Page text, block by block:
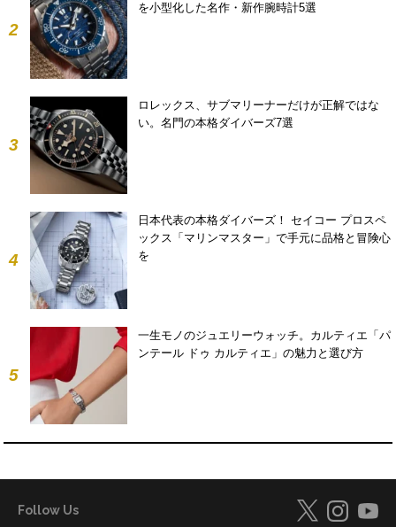
2
を小型化した名作・新作腕時計5選
3
ロレックス、サブマリーナーだけが正解ではな
い。名門の本格ダイバーズ7選
4
日本代表の本格ダイバーズ！ セイコー プロスペ
ックス「マリンマスター」で手元に品格と冒険心
を
5
一生モノのジュエリーウォッチ。カルティエ「パ
ンテール ドゥ カルティエ」の魅力と選び方
Follow Us